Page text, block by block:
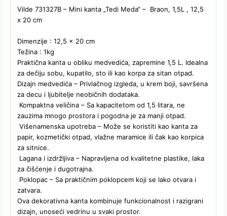
Vilde 731327B – Mini kanta „Tedi Meda“ – Braon, 1,5L , 12,5
x 20 cm
Dimenzije : 12,5 x 20 cm
Težina : 1kg
Praktična kanta u obliku medvedića, zapremine 1,5 L. Idealna
za dečiju sobu, kupatilo, sto ili kao korpa za sitan otpad.
Dizajn medvedića – Privlačnog izgleda, u krem boji, savršena
za decu i ljubitelje neobičnih dodataka.
Kompaktna veličina – Sa kapacitetom od 1,5 litara, ne
zauzima mnogo prostora i pogodna je za manji otpad.
Višenamenska upotreba – Može se koristiti kao kanta za
papir, kozmetički otpad, vlažne maramice ili čak kao korpica
za sitnice.
Lagana i izdržljiva – Napravljena od kvalitetne plastike, laka
za čišćenje i dugotrajna.
Poklopac – Sa praktičnim poklopcem koji se lako otvara i
zatvara.
Ova dekorativna kanta kombinuje funkcionalnost i razigrani
dizajn, unoseći vedrinu u svaki prostor.